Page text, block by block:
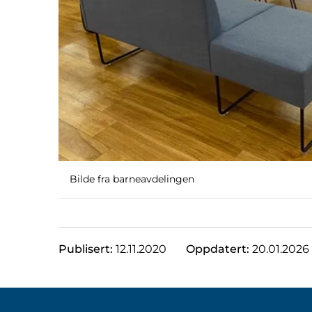
Bilde fra barneavdelingen
Publisert: 12.11.2020 Oppdatert: 20.01.2026